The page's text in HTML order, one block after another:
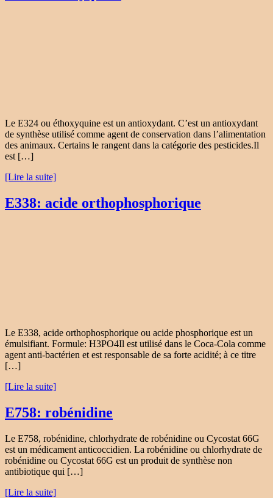
Le E324 ou éthoxyquine est un antioxydant. C’est un antioxydant
de synthèse utilisé comme agent de conservation dans l’alimentation
des animaux. Certains le rangent dans la catégorie des pesticides.Il
est […]
[Lire la suite]
E338: acide orthophosphorique
Le E338, acide orthophosphorique ou acide phosphorique est un
émulsifiant. Formule: H3PO4Il est utilisé dans le Coca-Cola comme
agent anti-bactérien et est responsable de sa forte acidité; à ce titre
[…]
[Lire la suite]
E758: robénidine
Le E758, robénidine, chlorhydrate de robénidine ou Cycostat 66G
est un médicament anticoccidien. La robénidine ou chlorhydrate de
robénidine ou Cycostat 66G est un produit de synthèse non
antibiotique qui […]
[Lire la suite]